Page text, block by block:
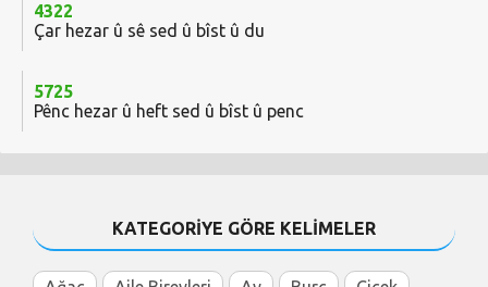
4322
Çar hezar û sê sed û bîst û du
5725
Pênc hezar û heft sed û bîst û penc
KATEGORİYE GÖRE KELİMELER